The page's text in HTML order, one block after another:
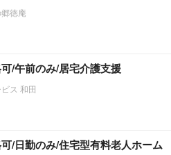
徳庵
/午前のみ/居宅介護支援
ス 和田
/日勤のみ/住宅型有料老人ホーム